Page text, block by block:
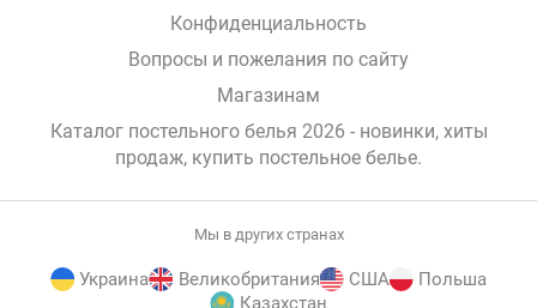
Конфиденциальность
Вопросы и пожелания по сайту
Магазинам
Каталог постельного белья 2026 - новинки, хиты
продаж, купить постельное белье.
Мы в других странах
Украина Великобритания США
Польша
Казахстан